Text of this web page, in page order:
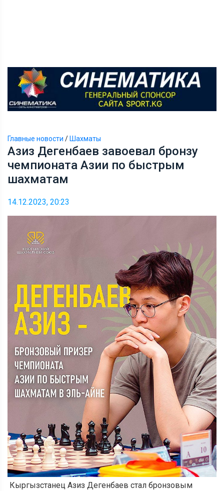
Главные новости / Шахматы
Азиз Дегенбаев завоевал бронзу
чемпионата Азии по быстрым
шахматам
14.12.2023, 20:23
Кыргызстанец Азиз Дегенбаев стал бронзовым